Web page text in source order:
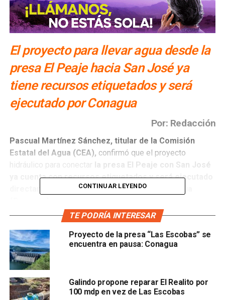
El proyecto para llevar agua desde la
presa El Peaje hacia San José ya
tiene recursos etiquetados y será
ejecutado por Conagua
Por: Redacción
Pascual Martínez Sánchez, titular de la Comisión
Estatal del Agua (CEA), confirmó que el proyecto
hidráulico para conectar la presa El Peaje con San José
ya cuenta con recursos etiquetados y será ejecutado
directamente por la Comisión Nacional del Agua
El funcionario explicó que, aunque inicialmente se
contemplaba
la presa Las Escobas dentro del Plan
Nacional Hídricoimpulsado por la presidentaClaudia
Sheinbaum, finalmente el proyecto fue sustituido por una
línea de conducción de agua desde El Peaje hacia la presa
San José.
CONTINUAR LEYENDO
TE PODRÍA INTERESAR
Proyecto de la presa “Las Escobas” se
encuentra en pausa: Conagua
Galindo propone reparar El Realito por
100 mdp en vez de Las Escobas